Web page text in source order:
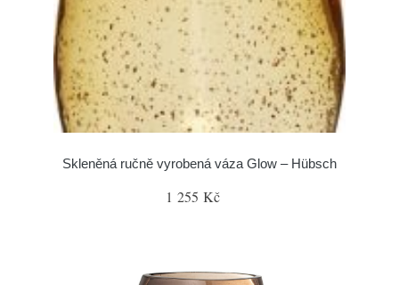
Skleněná ručně vyrobená váza Glow – Hübsch
1 255 Kč